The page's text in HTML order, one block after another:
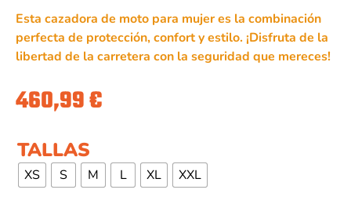
Esta cazadora de moto para mujer es la combinación
perfecta de protección, confort y estilo. ¡Disfruta de la
libertad de la carretera con la seguridad que mereces!
460,99€
TALLAS
XS S M L XL XXL